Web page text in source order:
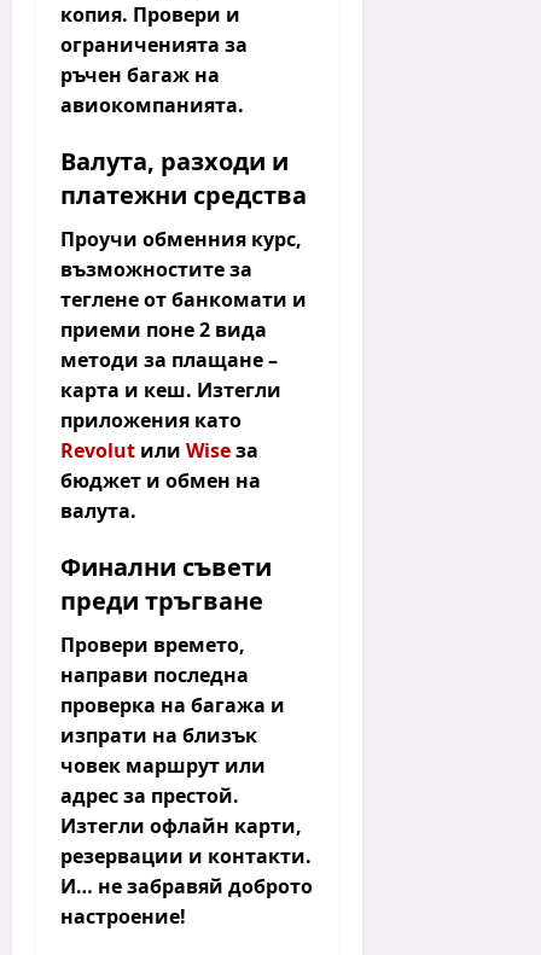
копия. Провери и
ограниченията за
ръчен багаж на
авиокомпанията.
Валута, разходи и
платежни средства
Проучи обменния курс,
възможностите за
теглене от банкомати и
приеми поне 2 вида
методи за плащане –
карта и кеш. Изтегли
приложения като
Revolut или Wiseза
бюджет и обмен на
валута.
Финални съвети
преди тръгване
Провери времето,
направи последна
проверка на багажа и
изпрати на близък
човек маршрут или
адрес за престой.
Изтегли офлайн карти,
резервации и контакти.
И… не забравяй доброто
настроение!